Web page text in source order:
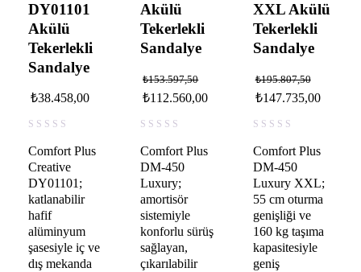
DY01101
Akülü
Tekerlekli
Sandalye
₺38.458,00
Comfort Plus
Creative
DY01101;
katlanabilir
hafif
alüminyum
şasesiyle iç ve
dış mekanda
Akülü
Tekerlekli
Sandalye
₺153.597,50
₺112.560,00
Comfort Plus
DM-450
Luxury;
amortisör
sistemiyle
konforlu sürüş
sağlayan,
çıkarılabilir
XXL Akülü
Tekerlekli
Sandalye
₺195.807,50
₺147.735,00
Comfort Plus
DM-450
Luxury XXL;
55 cm oturma
genişliği ve
160 kg taşıma
kapasitesiyle
geniş